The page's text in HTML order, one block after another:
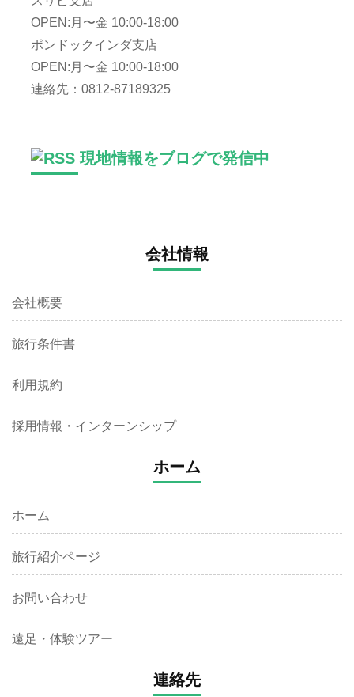
OPEN:月〜金 10:00-18:00
ポンドックインダ支店
OPEN:月〜金 10:00-18:00
連絡先：0812-87189325
現地情報をブログで発信中
会社情報
会社概要
旅行条件書
利用規約
採用情報・インターンシップ
ホーム
ホーム
旅行紹介ページ
お問い合わせ
遠足・体験ツアー
連絡先